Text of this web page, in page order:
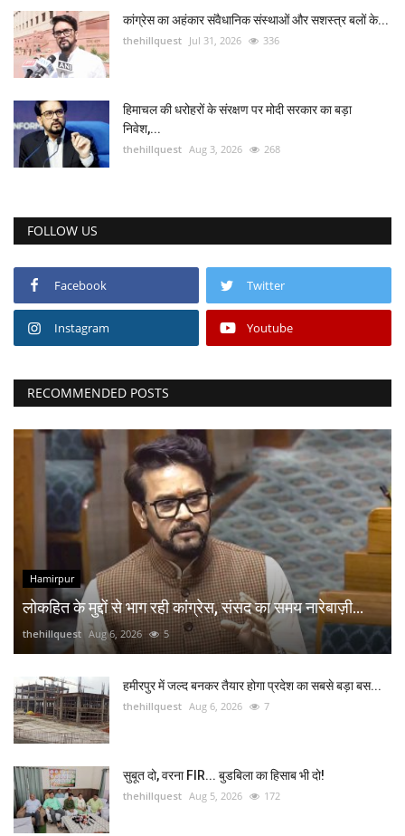
कांग्रेस का अहंकार संवैधानिक संस्थाओं और सशस्त्र बलों के...
thehillquest Jul 31, 2026 336
हिमाचल की धरोहरों के संरक्षण पर मोदी सरकार का बड़ा
निवेश,...
thehillquest Aug 3, 2026 268
FOLLOW US
Facebook Twitter
Instagram Youtube
RECOMMENDED POSTS
Hamirpur
लोकहित के मुद्दों से भाग रही कांग्रेस, संसद का समय नारेबाज़ी...
thehillquest Aug 6, 2026 5
हमीरपुर में जल्द बनकर तैयार होगा प्रदेश का सबसे बड़ा बस...
thehillquest Aug 6, 2026 7
सुबूत दो, वरना FIR... बुडबिला का हिसाब भी दो!
thehillquest Aug 5, 2026 172